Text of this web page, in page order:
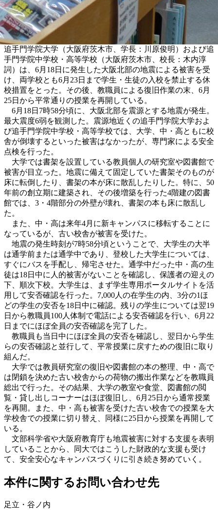
追手門学院大学（大阪府茨木市、学長：川原俊明）および追
手門学院中学校・高等学校（大阪府茨木市、校長：木内淳
詞）は、6月18日に発生した大阪北部の地震による被害を受
け、両学校とも6月23日まで学生・生徒の入校を禁止する休
校措置をとった。その後、教職員による復旧作業の末、6月
25日から平常通りの授業を再開している。
6月18日7時58分頃に、大阪北部を震源とする地震が発生。
最大震度6弱を観測した。震源地近くの追手門学院大学およ
び追手門学院中学校・高等学校では、大学、中・高ともに校
舎が倒壊するといった被害はなかったが、専門家による安全
点検を行った。
大学では書架を設置している教員個人の研究室や図書館で
被害が目立った。地震に備えて固定していた書架そのものが
床に転倒したり、書架の本が床に散乱したりした。特に、50
年前の創立期に建築され、その後増築を行った4階建の図書
館では、3・4階部分の外壁が壊れ、書架の本も床に散乱し
た。
また、中・高は来年4月に新キャンパスに移転することに
なっているが、古い校舎が被害を受けた。
地震の発生時刻が7時58分頃ということで、大学生の大半
は通学前または通学中であり、登校した大学生については、
すぐにバスを手配し、帰宅させた。通学中だった中・高の生
徒は18日中に人的被害がないことを確認し、保護者の迎えの
下、順次下校。大学生は、まず学生専用ポータルサイトを活
用して安否確認を行った。7,000人の在学生の内、3分の1ほ
どの学生の安否を18日中に確認。残りの学生については翌19
日から教職員100人体制で電話による安否確認を行い、6月22
日までにほぼ全員の安否確認を完了した。
教職員も当日中にほぼ全員の安否を確認し、翌日から学生
らの安否確認と並行して、平常授業に戻すための復旧に取り
組んだ。
大学では教員研究室の復旧や図書館の本の整理、中・高で
は閉鎖を決めた古い校舎からの荷物の搬出作業などを教職員
総出で行った。その結果、大学の教室や食堂、図書館の閲
覧・貸し出しコーナーはほぼ復旧し、6月25日から通常授業
を再開。また、中・高も被害を受けた古い校舎での授業を大
学校舎での授業に切り替え、同様に25日から授業を再開して
いる。
文部科学省や大阪府教育庁も地震被害に対する支援を表明
していることから、同大ではこうした財政的な支援も受け
て、安全安心なキャンパスづくりに引き続き努めていく。
本件に関するお問い合わせ先
足立・谷ノ内